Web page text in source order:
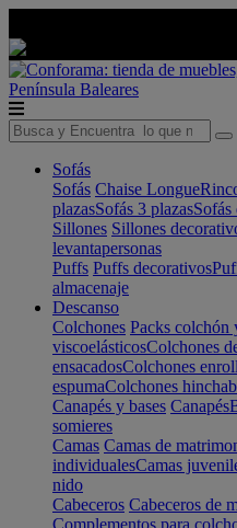
Península Baleares
Sofás
Sofás Chaise Longue
plazasSofás 3 plazasSofás
Sillones Sillones
levantapersonas
Puffs Puffs decorativos
almacenaje
Descanso
Colchones Packs colchón
viscoelásticosColchones
ensacadosColchones
espumaColchones
Canapés y bases Canapés
somieres
Camas Camas de
individualesCamas
nido
Cabeceros Cabeceros de
Complementos para